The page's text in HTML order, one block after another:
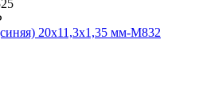
20х11,3х1,35 мм-М832